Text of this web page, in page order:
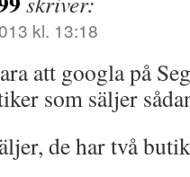
kl. 13:18
att googla på
som säljer
de har två